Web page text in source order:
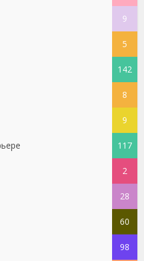
9
5
142
8
9
117
2
28
60
98